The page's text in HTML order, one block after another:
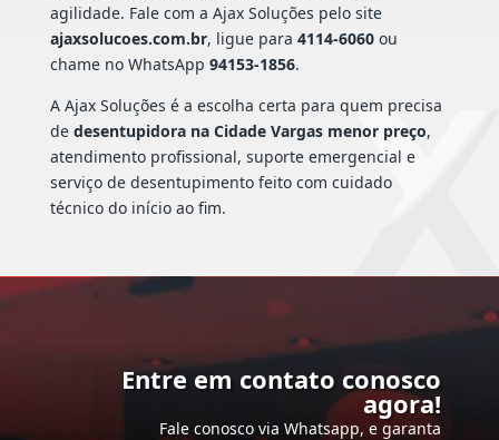
agilidade. Fale com a Ajax Soluções pelo site
ajaxsolucoes.com.br, ligue para 4114-6060ou
chame no WhatsApp 94153-1856.
A Ajax Soluções é a escolha certa para quem precisa
de desentupidora na Cidade Vargas menor preço,
atendimento profissional, suporte emergencial e
serviço de desentupimento feito com cuidado
técnico do início ao fim.
Entre em contato conosco
agora!
Fale conosco via Whatsapp, e garanta